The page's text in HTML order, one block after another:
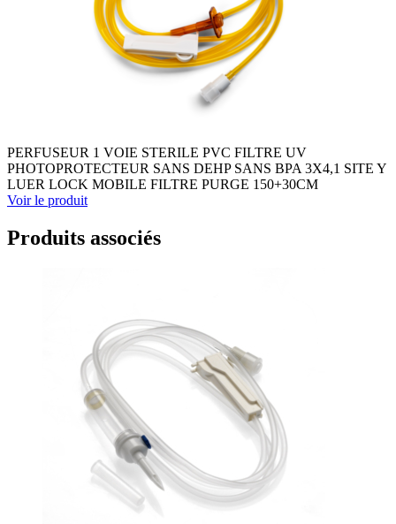
PERFUSEUR 1 VOIE STERILE PVC FILTRE UV
PHOTOPROTECTEUR SANS DEHP SANS BPA 3X4,1 SITE Y
LUER LOCK MOBILE FILTRE PURGE 150+30CM
Voir le produit
Produits associés